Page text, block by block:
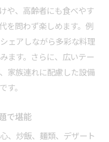
や、高齢者にも食べやす
を問わず楽しめます。例
ェアしながら多彩な料理
ます。さらに、広いテー
家族連れに配慮した設備
す。
で堪能
、炒飯、麺類、デザート